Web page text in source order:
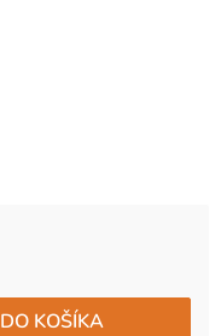
DO KOŠÍKA